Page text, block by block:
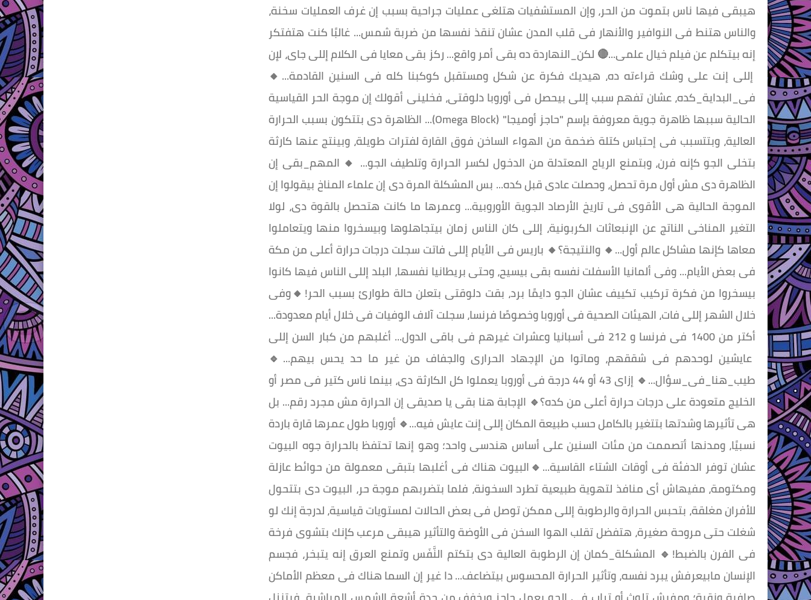
هيبقى فيها ناس بتموت من الحر، وإن المستشفيات هتلغى عمليات جراحية بسبب إن غرف العمليات سخنة،
والناس هتنط فى النوافير والأنهار فى قلب المدن عشان تنقذ نفسها من ضربة شمس... غالبًا كنت هتفتكر
إنه بيتكلم عن فيلم خيال علمى...🔴 لكن_النهاردة ده بقى أمر واقع... ركز بقى معايا فى الكلام إللى جاى، لإن
إللى إنت على وشك قراءته ده، هيديك فكرة عن شكل ومستقبل كوكبنا كله فى السنين القادمة...🔸️
فى_البداية_كده، عشان تفهم سبب إللى بيحصل فى أوروبا دلوقتى، فخلينى أقولك إن موجة الحر القياسية
الحالية سببها ظاهرة جوية معروفة بإسم "حاجز أوميجا" (Omega Block)... الظاهرة دى بتتكون بسبب الحرارة
العالية، وبتتسبب فى إحتباس كتلة ضخمة من الهواء الساخن فوق القارة لفترات طويلة، وبينتج عنها كارثة
بتخلى الجو كإنه فرن، وبتمنع الرياح المعتدلة من الدخول لكسر الحرارة وتلطيف الجو... 🔸 المهم_بقى إن
الظاهرة دى مش أول مرة تحصل، وحصلت عادى قبل كده... بس المشكلة المرة دى إن علماء المناخ بيقولوا إن
الموجة الحالية هى الأقوى فى تاريخ الأرصاد الجوية الأوروبية... وعمرها ما كانت هتحصل بالقوة دى، لولا
التغير المناخى الناتج عن الإنبعاثات الكربونية، إللى كان الناس زمان بيتجاهلوها وبيسخروا منها ويتعاملوا
معاها كإنها مشاكل عالم أول...🔸 والنتيجة؟🔸 باريس فى الأيام إللى فاتت سجلت درجات حرارة أعلى من مكة
فى بعض الأيام... وفى ألمانيا الأسفلت نفسه بقى بيسيح، وحتى بريطانيا نفسها، البلد إللى الناس فيها كانوا
بيسخروا من فكرة تركيب تكييف عشان الجو دايمًا برد، بقت دلوقتى بتعلن حالة طوارئ بسبب الحر!🔸وفى
خلال الشهر إللى فات، الهيئات الصحية فى أوروبا وخصوصًا فرنسا، سجلت آلاف الوفيات فى خلال أيام معدودة...
أكتر من 1400 فى فرنسا و 212 فى أسبانيا وعشرات غيرهم فى باقى الدول... أغلبهم من كبار السن إللى
عايشين لوحدهم فى شققهم، وماتوا من الإجهاد الحرارى والجفاف من غير ما حد يحس بيهم...🔹️
طيب_هنا_فى_سؤال...🔹 إزاى 43 أو 44 درجة فى أوروبا يعملوا كل الكارثة دى، بينما ناس كتير فى مصر أو
الخليج متعودة على درجات حرارة أعلى من كده؟🔹 الإجابة هنا بقى يا صديقى إن الحرارة مش مجرد رقم... بل
هى تأثيرها وشدتها بتتغير بالكامل حسب طبيعة المكان إللى إنت عايش فيه...🔹 أوروبا طول عمرها قارة باردة
نسبيًا، ومدنها أتصممت من مئات السنين على أساس هندسى واحد؛ وهو إنها تحتفظ بالحرارة جوه البيوت
عشان توفر الدفئة فى أوقات الشتاء القاسية...🔹البيوت هناك فى أغلبها بتبقى معمولة من حوائط عازلة
ومكتومة، مفيهاش أى منافذ لتهوية طبيعية تطرد السخونة، فلما بتضربهم موجة حر، البيوت دى بتتحول
للأفران مغلقة، بتحبس الحرارة والرطوبة إللى ممكن توصل فى بعض الحالات لمستويات قياسية، لدرجة إنك لو
شغلت حتى مروحة صغيرة، هتفضل تقلب الهوا السخن فى الأوضة والتأثير هيبقى مرعب كإنك بتشوى فرخة
فى الفرن بالضبط!🔹 المشكلة_كمان إن الرطوبة العالية دى بتكتم النَّفَس وتمنع العرق إنه يتبخر، فجسم
الإنسان مابيعرفش يبرد نفسه، وتأثير الحرارة المحسوس بيتضاعف... دا غير إن السما هناك فى معظم الأماكن